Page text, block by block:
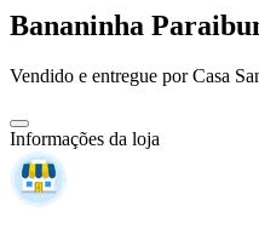
Bananinha
Vendido e entregue por Casa
Informações da loja